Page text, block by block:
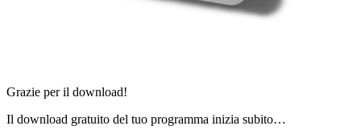
Grazie per il download!
Il download gratuito del tuo programma inizia subito…